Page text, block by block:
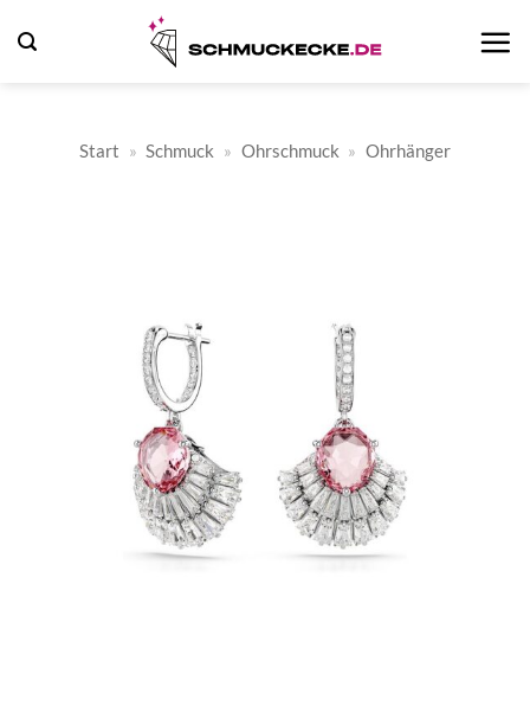
Inhalt
Start » Schmuck » Ohrschmuck » Ohrhänger